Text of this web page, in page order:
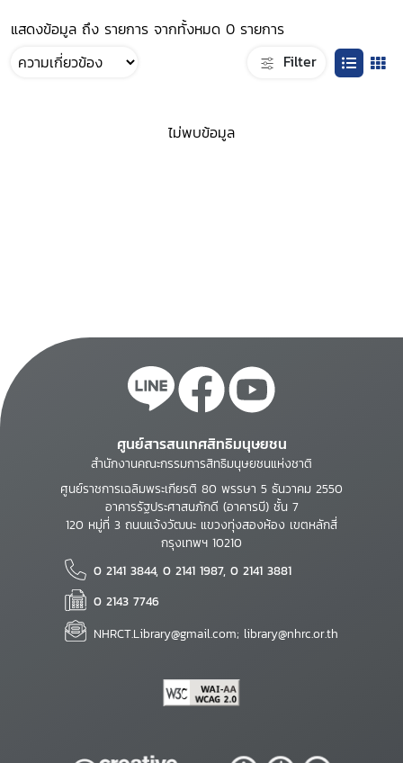
แสดงข้อมูล ถึง รายการ จากทั้งหมด 0 รายการ
Filter
ไม่พบข้อมูล
ศูนย์สารสนเทศสิทธิมนุษยชน
สำนักงานคณะกรรมการสิทธิมนุษยชนแห่งชาติ
ศูนย์ราชการเฉลิมพระเกียรติ 80 พรรษา 5 ธันวาคม 2550
อาคารรัฐประศาสนภักดี (อาคารบี) ชั้น 7
120 หมู่ที่ 3 ถนนแจ้งวัฒนะ แขวงทุ่งสองห้อง เขตหลักสี่
กรุงเทพฯ 10210
0 2141 3844, 0 2141 1987, 0 2141 3881
0 2143 7746
NHRCT.Library@gmail.com; library@nhrc.or.th